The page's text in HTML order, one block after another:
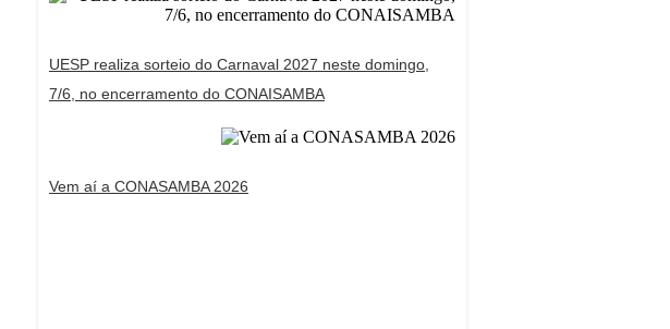
UESP realiza sorteio do Carnaval 2027 neste domingo,
7/6, no encerramento do CONAISAMBA
Vem aí a CONASAMBA 2026